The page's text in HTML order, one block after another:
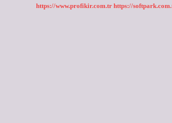
2
https://www.profikir.com.tr https://